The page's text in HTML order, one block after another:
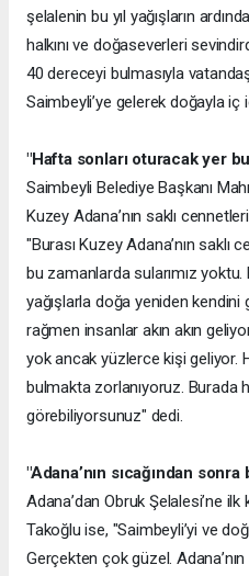
şelalenin bu yıl yağışların
halkını ve doğaseverleri
40 dereceyi bulmasıyla
Saimbeyli’ye gelerek doğayla iç
"Hafta sonları oturacak yer
Saimbeyli Belediye Başkanı
Kuzey Adana’nın saklı
"Burası Kuzey Adana’nın saklı
bu zamanlarda sularımız yoktu.
yağışlarla doğa yeniden
rağmen insanlar akın akın
yok ancak yüzlerce kişi geliyor.
bulmakta zorlanıyoruz. Burada
görebiliyorsunuz" dedi.
"Adana’nın sıcağından
Adana’dan Obruk Şelalesi’ne
Takoğlu ise, "Saimbeyli’yi ve
Gerçekten çok güzel.